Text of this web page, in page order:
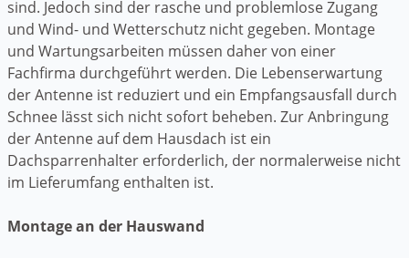
sind. Jedoch sind der rasche und problemlose Zugang
und Wind- und Wetterschutz nicht gegeben. Montage
und Wartungsarbeiten müssen daher von einer
Fachfirma durchgeführt werden. Die Lebenserwartung
der Antenne ist reduziert und ein Empfangsausfall durch
Schnee lässt sich nicht sofort beheben. Zur Anbringung
der Antenne auf dem Hausdach ist ein
Dachsparrenhalter erforderlich, der normalerweise nicht
im Lieferumfang enthalten ist.
Montage an der Hauswand